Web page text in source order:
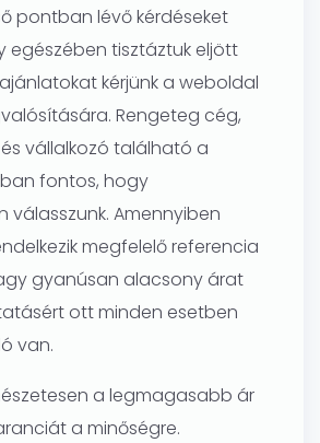
pontban lévő kérdéseket
egészében tisztáztuk eljött
kérjünk a weboldal
Rengeteg cég,
vállalkozó található a
fontos, hogy
válasszunk. Amennyiben
megfelelő referencia
gyanúsan alacsony árat
ott minden esetben
van.
a legmagasabb ár
a minőségre.